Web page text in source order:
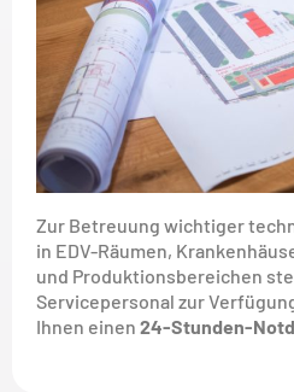
Zur Betreuung wichtiger
in EDV-Räumen,
und Produktionsbereichen
Servicepersonal zur
Ihnen einen 24-Stunden-